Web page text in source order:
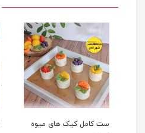
ست کامل کیک های میوه